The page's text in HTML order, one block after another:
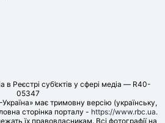
в Реєстрі суб’єктів у сфері медіа — R40-
05347
має тримовну версію (українську,
сторінка порталу - https://www.rbc.ua.
їх правовласникам. Всі фотографії на